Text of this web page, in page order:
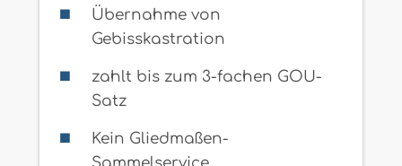
Übernahme von
Gebisskastration
zahlt bis zum 3-fachen GOU-
Satz
Kein Gliedmaßen-